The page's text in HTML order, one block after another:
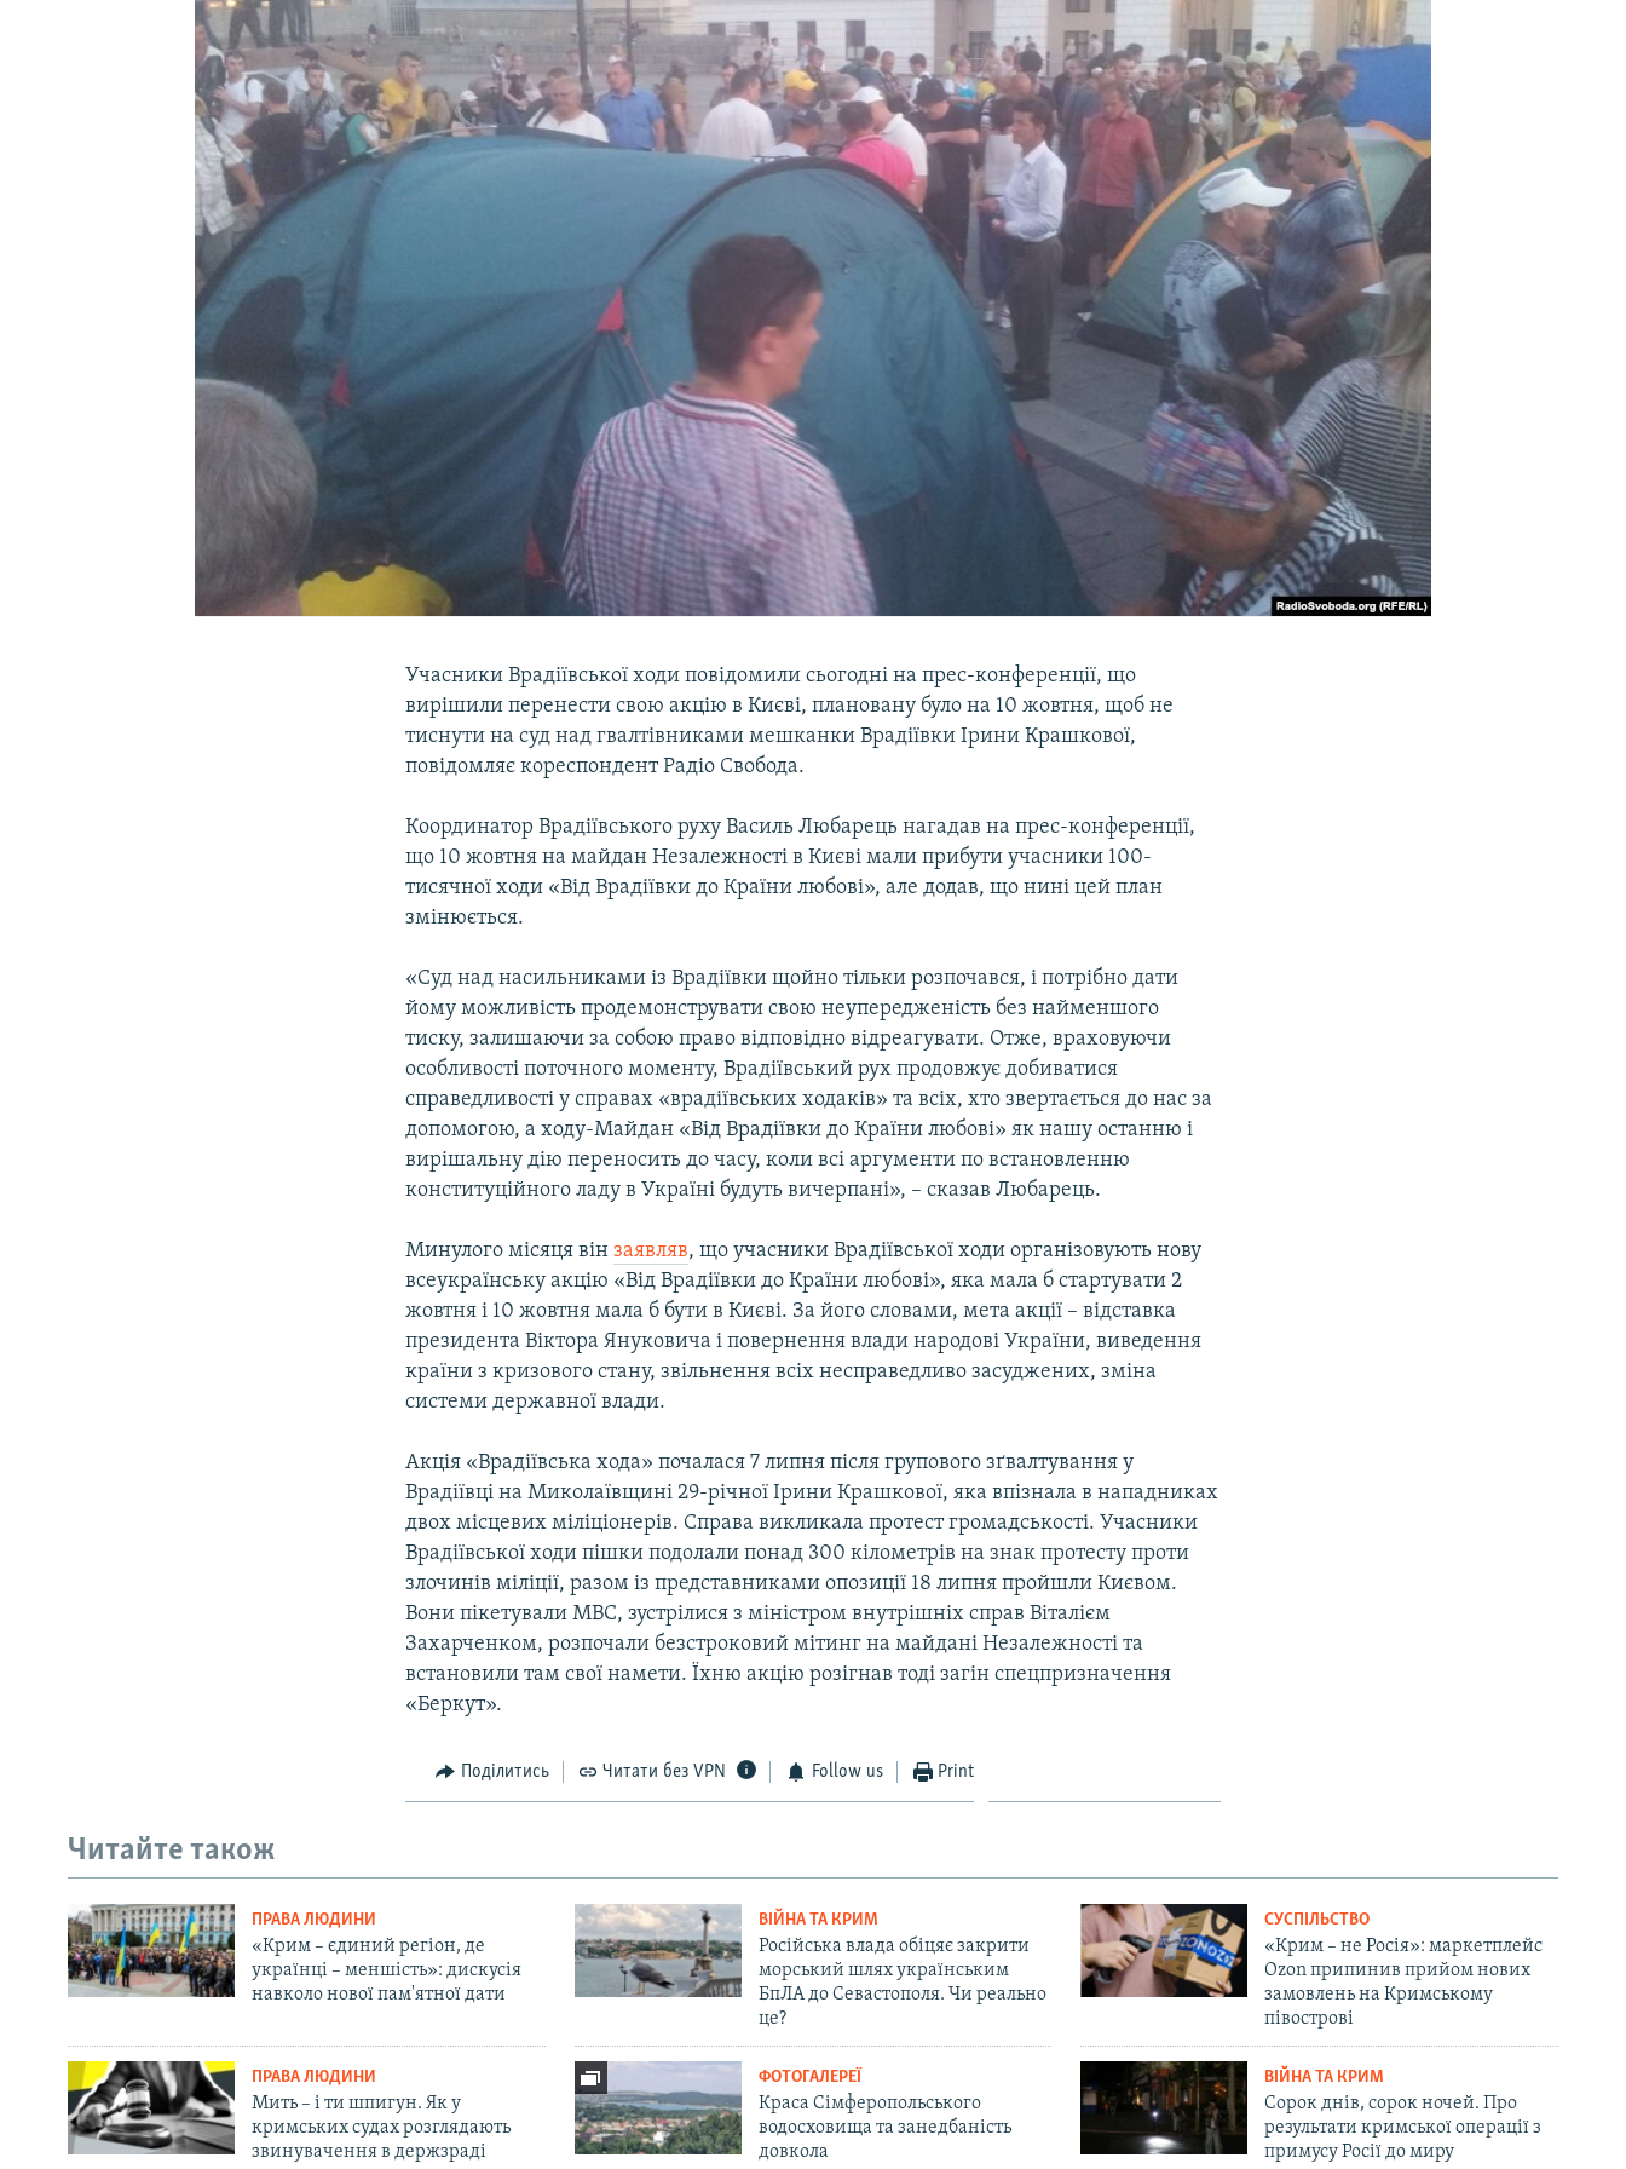
УКРАЇНСЬКА ПРОБЛЕМА КРИМУ
Учасники Врадіївської ходи повідомили сьогодні на прес-конференції, що
вирішили перенести свою акцію в Києві, плановану було на 10 жовтня, щоб не
тиснути на суд над гвалтівниками мешканки Врадіївки Ірини Крашкової,
повідомляє кореспондент Радіо Свобода.
Координатор Врадіївського руху Василь Любарець нагадав на прес-конференції,
що 10 жовтня на майдан Незалежності в Києві мали прибути учасники 100-
тисячної ходи «Від Врадіївки до Країни любові», але додав, що нині цей план
змінюється.
«Суд над насильниками із Врадіївки щойно тільки розпочався, і потрібно дати
йому можливість продемонструвати свою неупередженість без найменшого
тиску, залишаючи за собою право відповідно відреагувати. Отже, враховуючи
особливості поточного моменту, Врадіївський рух продовжує добиватися
справедливості у справах «врадіївських ходаків» та всіх, хто звертається до нас за
допомогою, а ходу-Майдан «Від Врадіївки до Країни любові» як нашу останню і
вирішальну дію переносить до часу, коли всі аргументи по встановленню
конституційного ладу в Україні будуть вичерпані», – сказав Любарець.
Минулого місяця вінзаявляв, що учасники Врадіївської ходи організовують нову
всеукраїнську акцію «Від Врадіївки до Країни любові», яка мала б стартувати 2
жовтня і 10 жовтня мала б бути в Києві. За його словами, мета акції – відставка
президента Віктора Януковича і повернення влади народові України, виведення
країни з кризового стану, звільнення всіх несправедливо засуджених, зміна
системи державної влади.
Акція «Врадіївська хода» почалася 7 липня після групового зґвалтування у
Врадіївці на Миколаївщині 29-річної Ірини Крашкової, яка впізнала в нападниках
двох місцевих міліціонерів. Справа викликала протест громадськості. Учасники
Врадіївської ходи пішки подолали понад 300 кілометрів на знак протесту проти
злочинів міліції, разом із представниками опозиції 18 липня пройшли Києвом.
Вони пікетували МВС, зустрілися з міністром внутрішніх справ Віталієм
Захарченком, розпочали безстроковий мітинг на майдані Незалежності та
встановили там свої намети. Їхню акцію розігнав тоді загін спецпризначення
«Беркут».
Поділитись Читати без VPN Follow us Print
Читайте також
ПРАВА ЛЮДИНИ
«Крим – єдиний регіон, де
українці – меншість»: дискусія
навколо нової пам'ятної дати
ВІЙНА ТА КРИМ
Російська влада обіцяє закрити
морський шлях українським
БпЛА до Севастополя. Чи реально
це?
СУСПІЛЬСТВО
«Крим – не Росія»: маркетплейс
Ozon припинив прийом нових
замовлень на Кримському
півострові
ПРАВА ЛЮДИНИ
Мить – і ти шпигун. Як у
кримських судах розглядають
звинувачення в держзраді
ФОТОГАЛЕРЕЇ
Краса Сімферопольського
водосховища та занедбаність
довкола
ВІЙНА ТА КРИМ
Сорок днів, сорок ночей. Про
результати кримської операції з
примусу Росії до миру